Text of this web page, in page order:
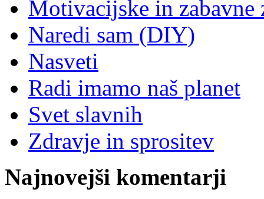
Motivacijske in zabavne
Naredi sam (DIY)
Nasveti
Radi imamo naš planet
Svet slavnih
Zdravje in sprositev
Najnovejši komentarji